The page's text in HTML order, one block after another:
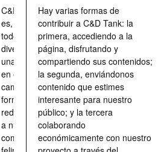
C&D Tank
es, ante
todo, un
divertimento,
una parada
en el
camino, una
forma de
redescubrir
a nuestros
compañeros
Hay varias formas de
contribuir a C&D Tank: la
primera, accediendo a la
página, disfrutando y
compartiendo sus contenidos;
la segunda, enviándonos
contenido que estimes
interesante para nuestro
público; y la tercera
colaborando
económicamente con nuestro